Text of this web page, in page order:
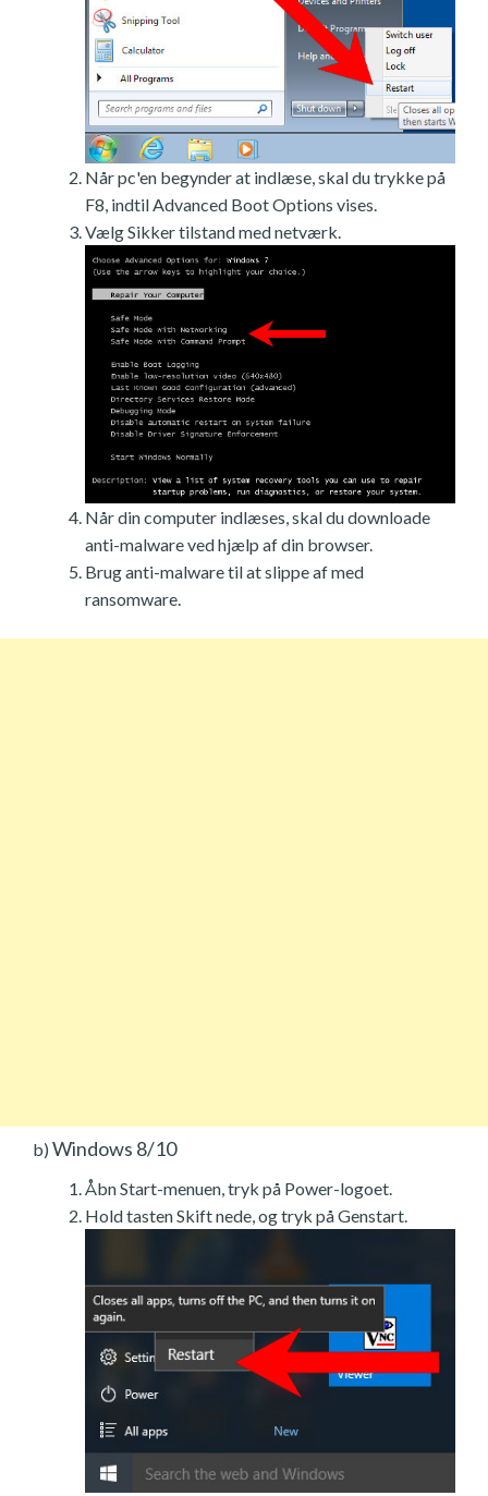
Når pc'en begynder at indlæse, skal du trykke på
F8, indtil Advanced Boot Options vises.
Vælg Sikker tilstand med netværk.
Når din computer indlæses, skal du downloade
anti-malware ved hjælp af din browser.
Brug anti-malware til at slippe af med
ransomware.
b) Windows 8/10
Åbn Start-menuen, tryk på Power-logoet.
Hold tasten Skift nede, og tryk på Genstart.